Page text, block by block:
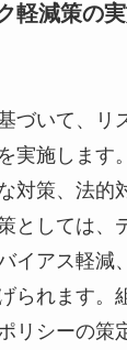
軽減策の
づいて、リ
実施します
対策、法的
としては、
イアス軽減
られます。
リシーの策